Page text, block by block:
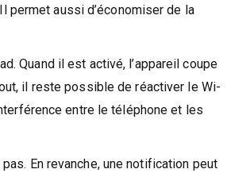
permet aussi d’économiser de la
Quand il est activé, l’appareil coupe
il reste possible de réactiver le Wi-
entre le téléphone et les
En revanche, une notification peut